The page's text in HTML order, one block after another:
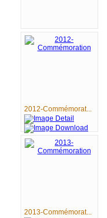
2012-Commémorat...
2013-Commémorat...